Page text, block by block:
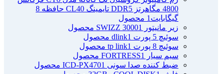
4800 مگاهرتز DDR5 تایمینگ CL40 حافظه 8
گیگابایت 1 محصول
زیر مانیتور SWIZZ 3000
1 محصول
سوئیچ 5 پورت dlink
1 محصول
سوئیچ 8 پورت tp link
1 محصول
سیم سیار FORTRESS
1 محصول
ضبط کننده صدا سونی ICD-PX470 1 محصول